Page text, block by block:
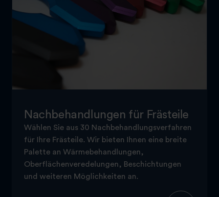
Nachbehandlungen für Frästeile
Wählen Sie aus 30 Nachbehandlungsverfahren
für Ihre Frästeile. Wir bieten Ihnen eine breite
Palette an Wärmebehandlungen,
Oberflächenveredelungen, Beschichtungen
und weiteren Möglichkeiten an.